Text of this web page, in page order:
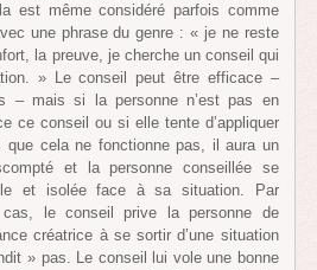
est même considéré parfois comme
une phrase du genre : « je ne reste
la preuve, je cherche un conseil qui
» Le conseil peut être efficace –
– mais si la personne n’est pas en
ce conseil ou si elle tente d’appliquer
cela ne fonctionne pas, il aura un
et la personne conseillée se
et isolée face à sa situation. Par
le conseil prive la personne de
créatrice à se sortir d’une situation
» pas. Le conseil lui vole une bonne